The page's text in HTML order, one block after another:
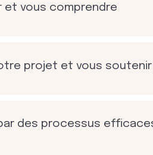
et vous comprendre
projet et vous soutenir
des processus